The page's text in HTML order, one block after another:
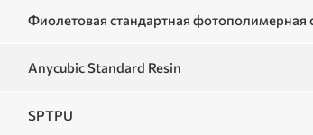
Фиолетовая стандартная фотополимерная
Anycubic Standard Resin
SPTPU